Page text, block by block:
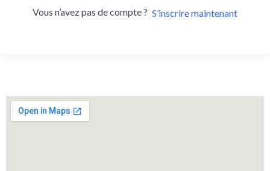
Vous n’avez pas de compte ? S’inscrire maintenant